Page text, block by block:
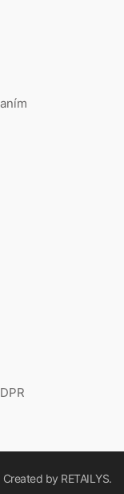
Created by RETAILYS.